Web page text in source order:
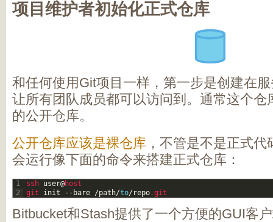
项目维护者初始化正式仓库
和任何使用Git项目一样，第一步是创建在
让所有团队成员都可以访问到。通常这个仓
的公开仓库。
公开仓库应该是裸仓库 ，不管是不是正式
会运行像下面的命令来搭建正式仓库：
1
2
ssh user@host
git init -- bare /path/to/repo.git
Bitbucket和Stash提供了一个方便的GUI客